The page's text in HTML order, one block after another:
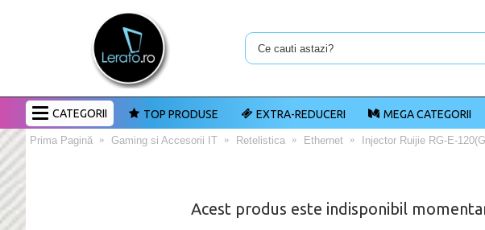
CATEGORII TOP PRODUSE EXTRA-REDUCERI MEGA CATEGORII
Prima Pagină Gaming si Accesorii IT Retelistica Ethernet Injector Ruijie RG-E-
Acest produs este indisponibil